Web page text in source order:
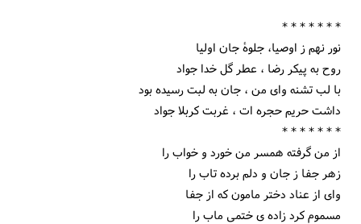
* * * * * * *
نور نهم ز اوصیا، جلوۀ جان اولیا
روح به پیکر رضا ، عطر گل خدا جواد
با لب تشنه وای من ، جان به لبت رسیده بود
داشت حریم حجره ات ، غربت کربلا جواد
* * * * * * *
از من گرفته همسر من خورد و خواب را
زهر جفا ز جان و دلم برده تاب را
واى از عناد دختر مامون که از جفا
مسموم کرد زاده‏ ى ختمى ماب را